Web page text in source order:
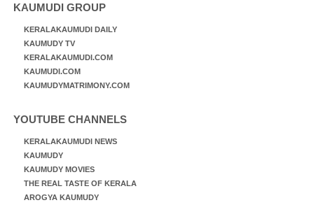
KAUMUDI GROUP
KERALAKAUMUDI DAILY
KAUMUDY TV
KERALAKAUMUDI.COM
KAUMUDI.COM
KAUMUDYMATRIMONY.COM
YOUTUBE CHANNELS
KERALAKAUMUDI NEWS
KAUMUDY
KAUMUDY MOVIES
THE REAL TASTE OF KERALA
AROGYA KAUMUDY